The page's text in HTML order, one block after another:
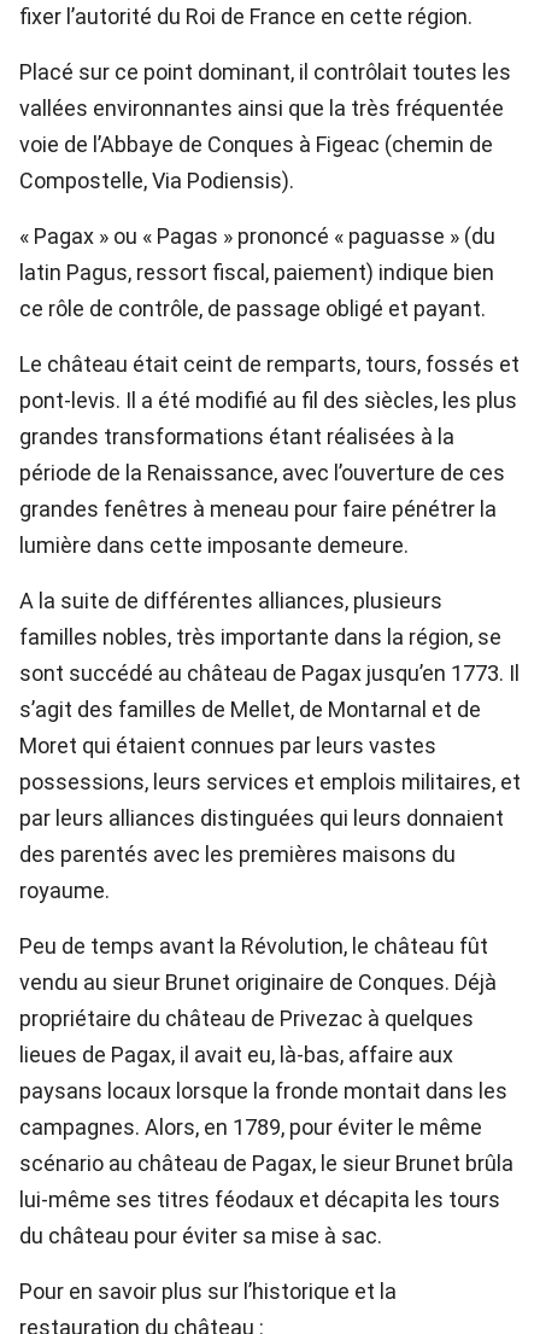
fixer l’autorité du Roi de France en cette région.
Placé sur ce point dominant, il contrôlait toutes les
vallées environnantes ainsi que la très fréquentée
voie de l’Abbaye de Conques à Figeac (chemin de
Compostelle, Via Podiensis).
« Pagax » ou « Pagas » prononcé « paguasse » (du
latin Pagus, ressort fiscal, paiement) indique bien
ce rôle de contrôle, de passage obligé et payant.
Le château était ceint de remparts, tours, fossés et
pont-levis. Il a été modifié au fil des siècles, les plus
grandes transformations étant réalisées à la
période de la Renaissance, avec l’ouverture de ces
grandes fenêtres à meneau pour faire pénétrer la
lumière dans cette imposante demeure.
A la suite de différentes alliances, plusieurs
familles nobles, très importante dans la région, se
sont succédé au château de Pagax jusqu’en 1773. Il
s’agit des familles de Mellet, de Montarnal et de
Moret qui étaient connues par leurs vastes
possessions, leurs services et emplois militaires, et
par leurs alliances distinguées qui leurs donnaient
des parentés avec les premières maisons du
royaume.
Peu de temps avant la Révolution, le château fût
vendu au sieur Brunet originaire de Conques. Déjà
propriétaire du château de Privezac à quelques
lieues de Pagax, il avait eu, là-bas, affaire aux
paysans locaux lorsque la fronde montait dans les
campagnes. Alors, en 1789, pour éviter le même
scénario au château de Pagax, le sieur Brunet brûla
lui-même ses titres féodaux et décapita les tours
du château pour éviter sa mise à sac.
Pour en savoir plus sur l’historique et la
restauration du château :